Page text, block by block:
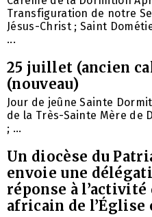
Transfiguration de notre
Jésus-Christ ; Saint
...
25 juillet (ancien
(nouveau)
Jour de jeûne Sainte
de la Très-Sainte Mère de
; ...
Un diocèse du
envoie une
réponse à l’activité
africain de l’Église